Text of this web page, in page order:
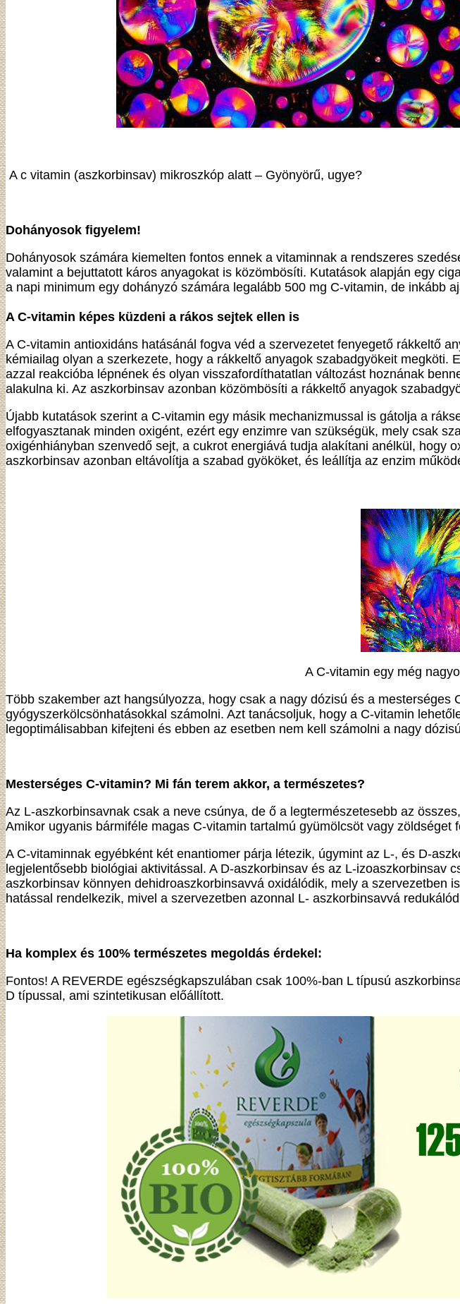
A c vitamin (aszkorbinsav) mikroszkóp alatt – Gyönyörű, ugye?
Dohányosok figyelem!
Dohányosok számára kiemelten fontos ennek a vitaminnak a rendszeres
valamint a bejuttatott káros anyagokat is közömbösíti. Kutatások alapján egy
a napi minimum egy dohányzó számára legalább 500 mg C-vitamin, de inkább
A C-vitamin képes küzdeni a rákos sejtek ellen is
A C-vitamin antioxidáns hatásánál fogva véd a szervezetet fenyegető rákkeltő
kémiailag olyan a szerkezete, hogy a rákkeltő anyagok szabadgyökeit
azzal reakcióba lépnének és olyan visszafordíthatatlan változást hoznának
alakulna ki. Az aszkorbinsav azonban közömbösíti a rákkeltő anyagok
Újabb kutatások szerint a C-vitamin egy másik mechanizmussal is gátolja a
elfogyasztanak minden oxigént, ezért egy enzimre van szükségük, mely csak
oxigénhiányban szenvedő sejt, a cukrot energiává tudja alakítani anélkül, hogy
aszkorbinsav azonban eltávolítja a szabad gyököket, és leállítja az enzim
A C-vitamin egy még
Több szakember azt hangsúlyozza, hogy csak a nagy dózisú és a
gyógyszerkölcsönhatásokkal számolni. Azt tanácsoljuk, hogy a C-vitamin
legoptimálisabban kifejteni és ebben az esetben nem kell számolni a nagy
Mesterséges C-vitamin? Mi fán terem akkor, a természetes?
Az L-aszkorbinsavnak csak a neve csúnya, de ő a legtermészetesebb az
Amikor ugyanis bármiféle magas C-vitamin tartalmú gyümölcsöt vagy
A C-vitaminnak egyébként két enantiomer párja létezik, úgymint az L-, és D-
legjelentősebb biológiai aktivitással. A D-aszkorbinsav és az L-
aszkorbinsav könnyen dehidroaszkorbinsavvá oxidálódik, mely a szervezetben
hatással rendelkezik, mivel a szervezetben azonnal L- aszkorbinsavvá
Ha komplex és 100% természetes megoldás érdekel:
Fontos! A REVERDE egészségkapszulában csak 100%-ban L típusú
D típussal, ami szintetikusan előállított.